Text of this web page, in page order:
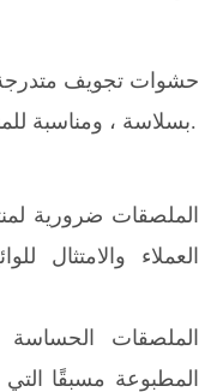
حشوات تجويف متدرجة:
بسلاسة ، ومناسبة للمنتجات ذات المكونات الحساسة.
الملصقات ضرورية
العملاء والامتثال
الملصقات
المطبوعة مسبقًا